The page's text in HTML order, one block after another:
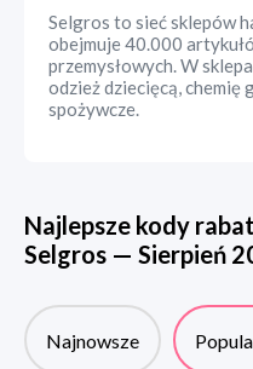
Selgros to sieć sklepów
obejmuje 40.000
przemysłowych. W
odzież dziecięcą, chemię
spożywcze.
Najlepsze kody
Selgros — Sierpień
Najnowsze